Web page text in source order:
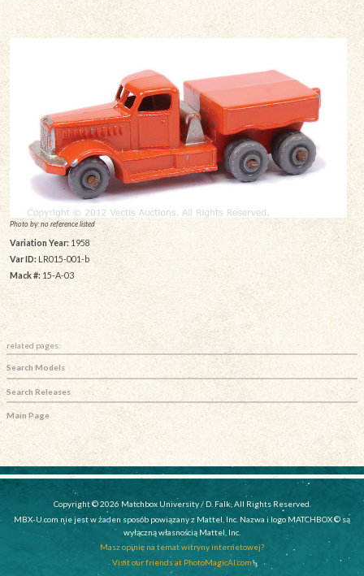
Photo by: no reference listed
Variation Year:1958
Var ID:LR015-001-b
Mack #: 15-A-03
related pages:
Search Models
Search Releases
Main Page
Copyright © 2026 Matchbox University / D. Falk, All Rights Reserved.
MBX-U.com nie jest w żaden sposób powiązany z Mattel, Inc. Nazwa i logo MATCHBOX © są
wyłączną własnością Mattel, Inc.
Masz opinię na temat witryny internetowej?
Visit our friends at PhotoMagicAI.com